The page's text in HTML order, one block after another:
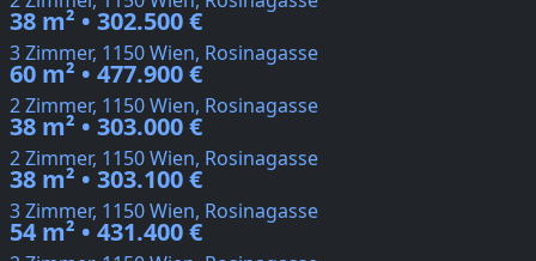
38 m² • 302.500 €
3 Zimmer, 1150 Wien, Rosinagasse
60 m² • 477.900 €
2 Zimmer, 1150 Wien, Rosinagasse
38 m² • 303.000 €
2 Zimmer, 1150 Wien, Rosinagasse
38 m² • 303.100 €
3 Zimmer, 1150 Wien, Rosinagasse
54 m² • 431.400 €